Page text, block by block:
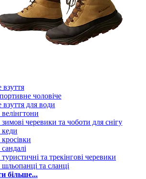
взуття
чоловіче
взуття для води
велінгтони
зимові черевики та чоботи для снігу
кеди
кросівки
туристичні та трекінгові черевики
шльопанці та сланці
більше...